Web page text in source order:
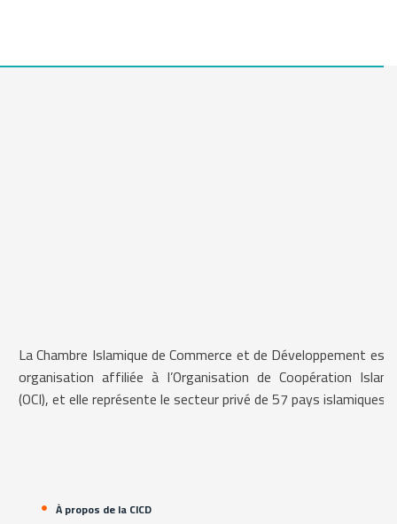
La Chambre Islamique de Commerce et de Développement est
organisation affiliée à l’Organisation de Coopération
(OCI), et elle représente le secteur privé de 57 pays islamiques.
À propos de la CICD